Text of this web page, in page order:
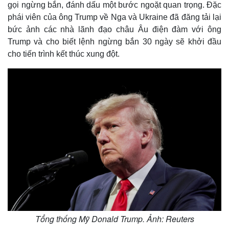
gọi ngừng bắn, đánh dấu một bước ngoặt quan trọng. Đặc
phái viên của ông Trump về Nga và Ukraine đã đăng tải lại
bức ảnh các nhà lãnh đạo châu Âu điện đàm với ông
Trump và cho biết lệnh ngừng bắn 30 ngày sẽ khởi đầu
cho tiến trình kết thúc xung đột.
Tổng thống Mỹ Donald Trump. Ảnh: Reuters